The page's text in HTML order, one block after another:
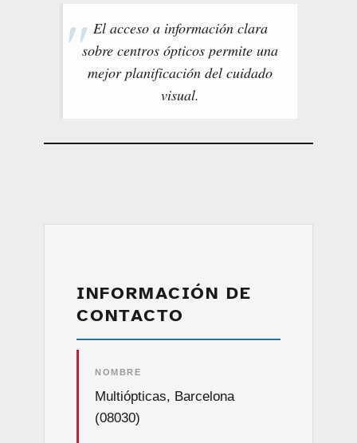
El acceso a información clara
sobre centros ópticos permite una
mejor planificación del cuidado
visual.
INFORMACIÓN DE
CONTACTO
NOMBRE
Multiópticas, Barcelona
(08030)